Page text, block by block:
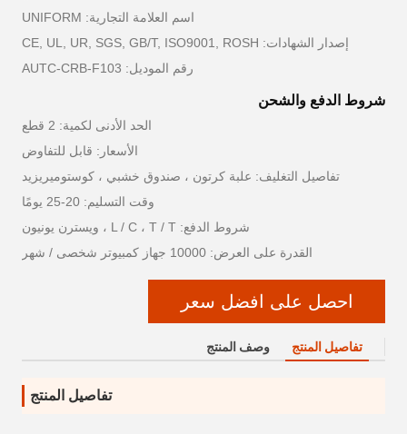
اسم العلامة التجارية: UNIFORM
إصدار الشهادات: CE, UL, UR, SGS, GB/T, ISO9001, ROSH
رقم الموديل: AUTC-CRB-F103
شروط الدفع والشحن
الحد الأدنى لكمية: 2 قطع
الأسعار: قابل للتفاوض
تفاصيل التغليف: علبة كرتون ، صندوق خشبي ، كوستوميريزيد
وقت التسليم: 20-25 يومًا
شروط الدفع: L / C ، T / T ، ويسترن يونيون
القدرة على العرض: 10000 جهاز كمبيوتر شخصى / شهر
احصل على افضل سعر
تفاصيل المنتج وصف المنتج
تفاصيل المنتج